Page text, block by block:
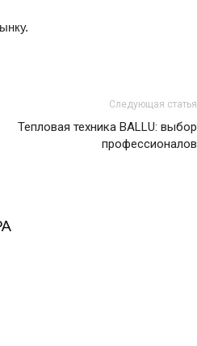
Следующая статья
Тепловая техника BALLU: выбор
профессионалов